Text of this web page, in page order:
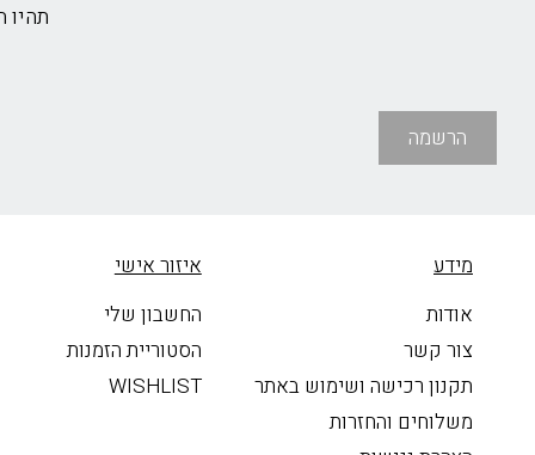
הרשמה
מידע
אודות
צור קשר
תקנון רכישה ושימוש באתר
משלוחים והחזרות
איזור אישי
החשבון שלי
הסטוריית הזמנות
WISHLIST